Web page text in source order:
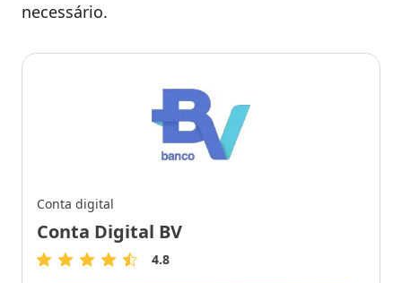
necessário.
Conta digital
Conta Digital BV
4.8
4.8